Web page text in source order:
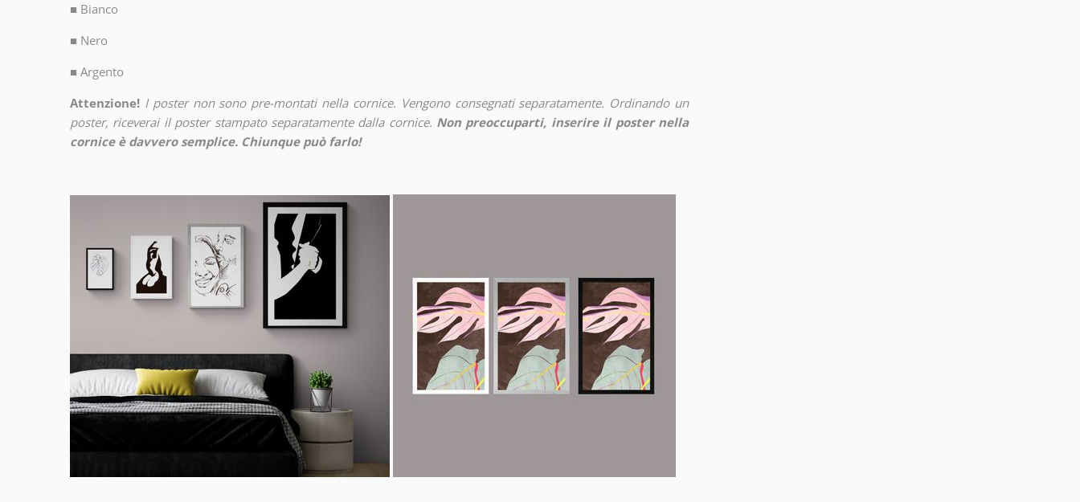
■ Bianco
■ Nero
■ Argento
Attenzione! I poster non sono pre-montati nella cornice. Vengono consegnati separatamente. Ordinando un
poster, riceverai il poster stampato separatamente dalla cornice. Non preoccuparti, inserire il poster nella
cornice è davvero semplice. Chiunque può farlo!